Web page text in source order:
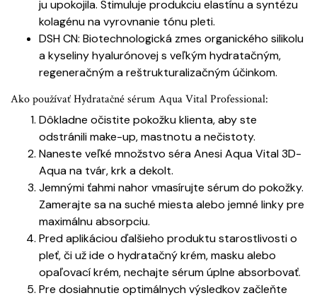
ju upokojila. Stimuluje produkciu elastínu a syntézu
kolagénu na vyrovnanie tónu pleti.
DSH CN: Biotechnologická zmes organického silikolu
a kyseliny hyalurónovej s veľkým hydratačným,
regeneračným a reštrukturalizačným účinkom.
Ako používať Hydratačné sérum Aqua Vital Professional:
Dôkladne očistite pokožku klienta, aby ste
odstránili make-up, mastnotu a nečistoty.
Naneste veľké množstvo séra Anesi Aqua Vital 3D-
Aqua na tvár, krk a dekolt.
Jemnými ťahmi nahor vmasírujte sérum do pokožky.
Zamerajte sa na suché miesta alebo jemné linky pre
maximálnu absorpciu.
Pred aplikáciou ďalšieho produktu starostlivosti o
pleť, či už ide o hydratačný krém, masku alebo
opaľovací krém, nechajte sérum úplne absorbovať.
Pre dosiahnutie optimálnych výsledkov začleňte